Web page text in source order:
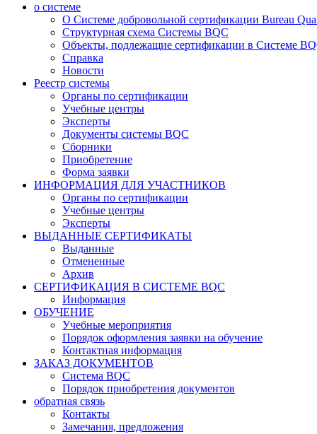
о системе
О Системе добровольной сертификации Bureau
Структурная схема Системы BQC
Объекты, подлежащие сертификации в Системе
Справка
Новости
Реестр системы
Органы по сертификации
Учебные центры
Эксперты
Документы системы BQC
Сборники
Приобретение
Форма заявки
ИНФОРМАЦИЯ ДЛЯ УЧАСТНИКОВ
Органы по сертификации
Учебные центры
Эксперты
ВЫДАННЫЕ СЕРТИФИКАТЫ
Выданные
Отмененные
Архив
СЕРТИФИКАЦИЯ В СИСТЕМЕ BQC
Информация
ОБУЧЕНИЕ
Учебные мероприятия
Порядок оформления заявки на обучение
Контактная информация
ЗАКАЗ ДОКУМЕНТОВ
Система BQC
Порядок приобретения документов
обратная связь
Контакты
Замечания, предложения